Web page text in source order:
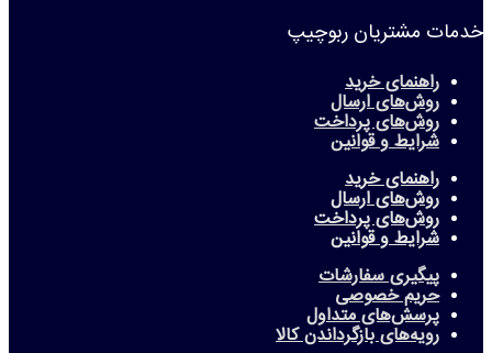
خدمات مشتریان ربوچیپ
راهنمای خرید
روش‌های ارسال
روش‌های پرداخت
شرایط و قوانین
راهنمای خرید
روش‌های ارسال
روش‌های پرداخت
شرایط و قوانین
پیگیری سفارشات
حریم خصوصی
پرسش‌های متداول
رویه‌های بازگرداندن کالا